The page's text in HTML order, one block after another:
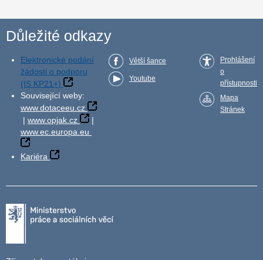
Důležité odkazy
Elektronické podání
žádosti o podporu
(IS KP21+)
Související weby:
www.dotaceeu.cz
| www.opjak.cz
|
www.ec.europa.eu
Kariéra
Větší šance
Youtube
Prohlášení
o
přístupnosti
Mapa
Stránek